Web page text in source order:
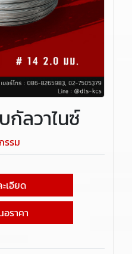
กัลวาไนซ์
รรม
เอียด
อราคา